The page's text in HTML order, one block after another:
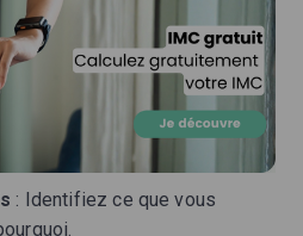
: Identifiez ce que vous